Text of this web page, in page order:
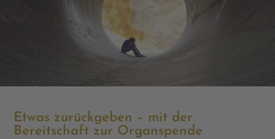
Etwas zurückgeben – mit der
Bereitschaft zur Organspende